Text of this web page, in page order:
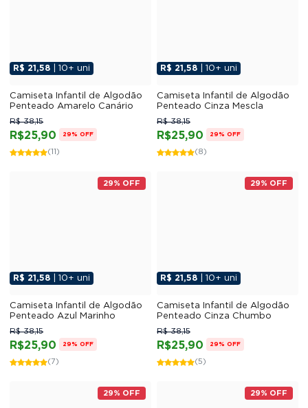
R$ 21,58 | 10+ uni
Camiseta Infantil de Algodão
Penteado Amarelo Canário
R$25,90
R$ 38,15
29% OFF
(11)
R$ 21,58 | 10+ uni
Camiseta Infantil de Algodão
Penteado Cinza Mescla
R$25,90
R$ 38,15
29% OFF
(8)
29% OFF
R$ 21,58 | 10+ uni
Camiseta Infantil de Algodão
Penteado Azul Marinho
R$25,90
R$ 38,15
29% OFF
(7)
29% OFF
R$ 21,58 | 10+ uni
Camiseta Infantil de Algodão
Penteado Cinza Chumbo
R$25,90
R$ 38,15
29% OFF
(5)
29% OFF 29% OFF